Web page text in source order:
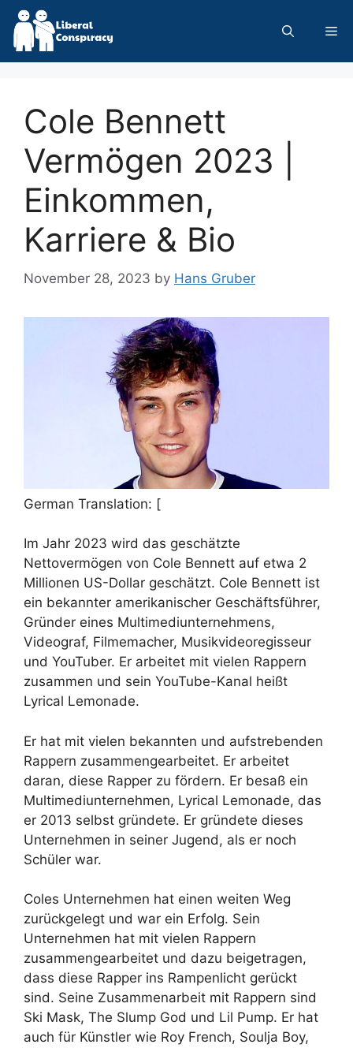
Skip
content
Cole Bennett
Vermögen 2023 |
Einkommen,
Karriere & Bio
November 28, 2023 by Hans Gruber
German Translation: [
Im Jahr 2023 wird das geschätzte
Nettovermögen von Cole Bennett auf etwa 2
Millionen US-Dollar geschätzt. Cole Bennett ist
ein bekannter amerikanischer Geschäftsführer,
Gründer eines Multimediunternehmens,
Videograf, Filmemacher, Musikvideoregisseur
und YouTuber. Er arbeitet mit vielen Rappern
zusammen und sein YouTube-Kanal heißt
Lyrical Lemonade.
Er hat mit vielen bekannten und aufstrebenden
Rappern zusammengearbeitet. Er arbeitet
daran, diese Rapper zu fördern. Er besaß ein
Multimediunternehmen, Lyrical Lemonade, das
er 2013 selbst gründete. Er gründete dieses
Unternehmen in seiner Jugend, als er noch
Schüler war.
Coles Unternehmen hat einen weiten Weg
zurückgelegt und war ein Erfolg. Sein
Unternehmen hat mit vielen Rappern
zusammengearbeitet und dazu beigetragen,
dass diese Rapper ins Rampenlicht gerückt
sind. Seine Zusammenarbeit mit Rappern sind
Ski Mask, The Slump God und Lil Pump. Er hat
auch für Künstler wie Roy French, Soulja Boy,